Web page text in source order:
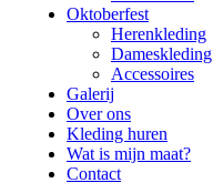
Oktoberfest
Herenkleding
Dameskleding
Accessoires
Galerij
Over ons
Kleding huren
Wat is mijn maat?
Contact